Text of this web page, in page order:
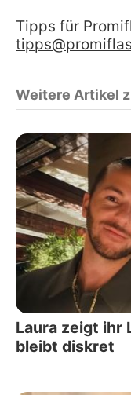
Tipps für
Weitere Artikel
Laura zeigt ihr
bleibt diskret